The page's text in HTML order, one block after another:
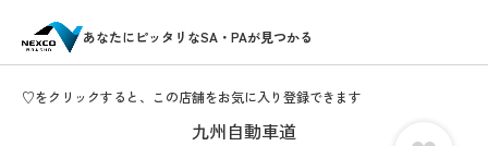
あなたにピッタリなSA・PAが見つかる
♡をクリックすると、この店舗をお気に入り登録できます
九州自動車道